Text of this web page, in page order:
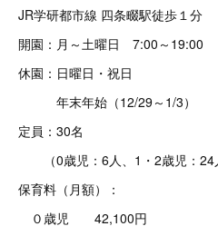
JR学研都市線 四条畷駅徒歩１分
開園：月～土曜日 7:00～19:00
休園：日曜日・祝日
年末年始（12/29～1/3）
定員：30名
（0歳児：6人、1・2歳児：24
保育料（月額）：
０歳児 42,100円